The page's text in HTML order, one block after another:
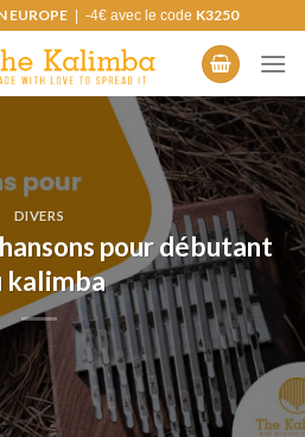
EUROPE | -4€ avec le code K3250
DIVERS
pour débutant
kalimba